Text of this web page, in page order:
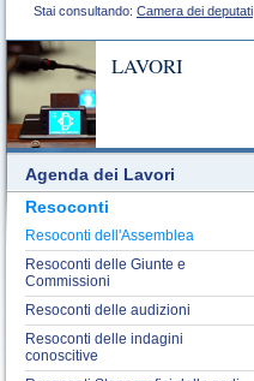
Stai consultando: Camera dei deputati
LAVORI
Agenda dei Lavori
Resoconti
Resoconti dell'Assemblea
Resoconti delle Giunte e
Commissioni
Resoconti delle audizioni
Resoconti delle indagini
conoscitive